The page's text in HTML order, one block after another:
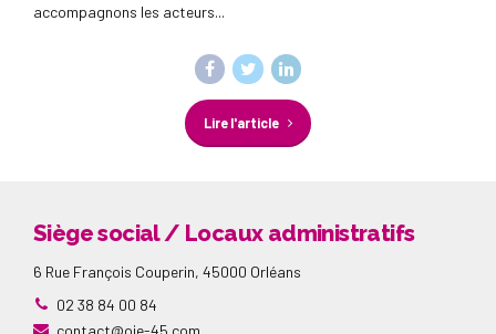
accompagnons les acteurs...
Lire l'article
Siège social / Locaux administratifs
6 Rue François Couperin, 45000 Orléans
02 38 84 00 84
contact@oie-45.com